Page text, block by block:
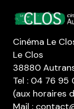
Cinéma Le
Le Clos
38880
Tel : 04 76 95
(aux horaires